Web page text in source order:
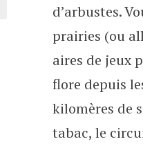
d’arbustes.
prairies (ou
aires de jeux
flore depuis
kilomères de
tabac, le